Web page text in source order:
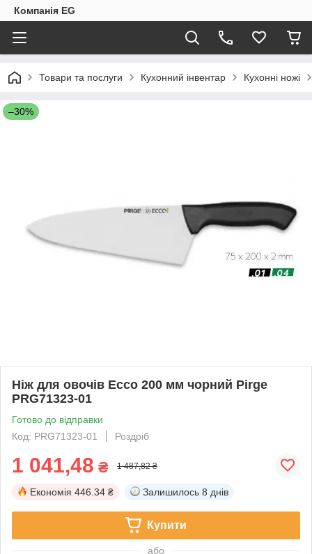
Компанія EG
Товари та послуги Кухонний інвентар Кухонні ножі
–30%
Ніж для овочів Ecco 200 мм чорний Pirge
PRG71323-01
Готово до відправки
Код: PRG71323-01
Роздріб
1 041,48 ₴ 1 487,82 ₴
Економія 446.34 ₴ Залишилось 8 днів
Купити
або